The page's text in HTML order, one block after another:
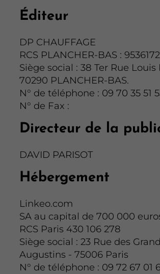
Éditeur
DP CHAUFFAGE
RCS PLANCHER-BAS :
Siège social : 38 Ter Rue Louis
70290 PLANCHER-BAS.
N° de téléphone : 09 70 35 51
N° de Fax :
Directeur de la
DAVID PARISOT
Hébergement
Linkeo.com
SA au capital de 700 000
RCS Paris 430 106 278
Siège social : 23 Rue des
Augustins - 75006 Paris
N° de téléphone : 09 72 67 01